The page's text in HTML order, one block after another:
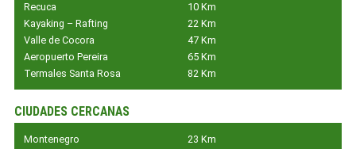
Recuca
10 Km
Kayaking – Rafting
22 Km
Valle de Cocora
47 Km
Aeropuerto Pereira
65 Km
Termales Santa Rosa
82 Km
CIUDADES CERCANAS
Montenegro
23 Km